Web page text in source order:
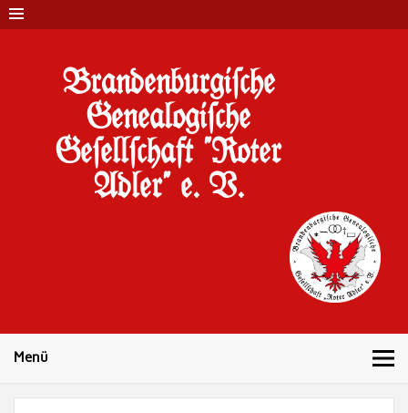
Brandenburgi#che
Genealogi#che
Ge#ell#chaft "Roter
Adler" e. V.
Menü